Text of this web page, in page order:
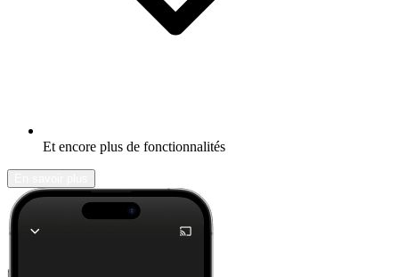
Et encore plus de fonctionnalités